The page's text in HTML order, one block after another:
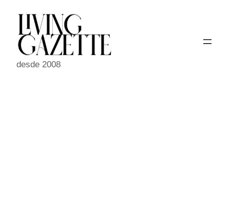
conteúdo
desde 2008